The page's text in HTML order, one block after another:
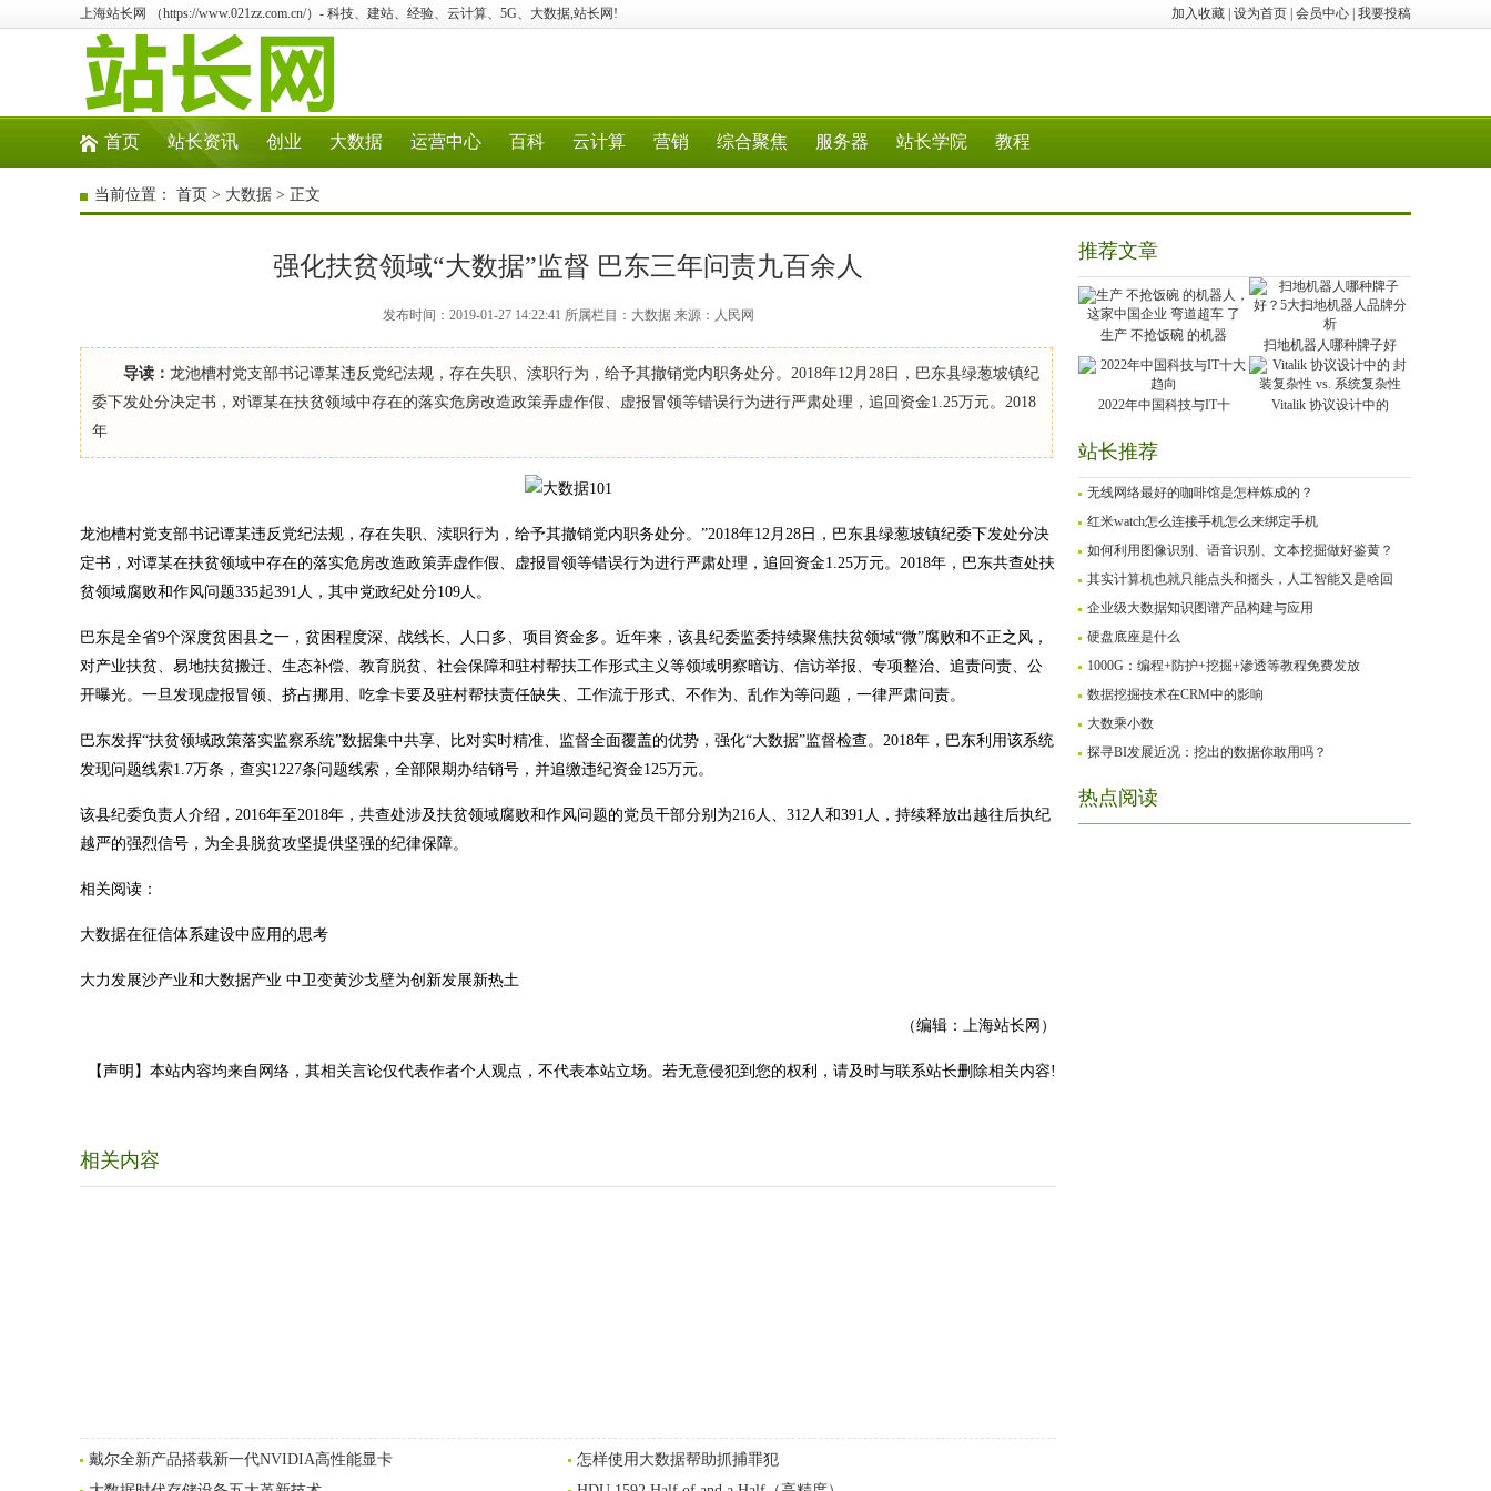
加入收藏 设为首页 会员中心 我要投稿
上海站长网 （https://www.021zz.com.cn/）- 科技、建站、经验、云计算、5G、大数据,站长网!
首页 站长资讯 创业 大数据 运营中心 百科 云计算 营销 综合聚焦 服务器 站长学院 教程
当前位置： 首页 > 大数据 > 正文
强化扶贫领域“大数据”监督 巴东三年问责九百余人
发布时间：2019-01-27 14:22:41 所属栏目：大数据 来源：人民网
导读： 龙池槽村党支部书记谭某违反党纪法规，存在失职、渎职行为，给予其撤销党内职务处分。2018年12月28日，巴东县绿葱坡镇纪
委下发处分决定书，对谭某在扶贫领域中存在的落实危房改造政策弄虚作假、虚报冒领等错误行为进行严肃处理，追回资金1.25万元。2018
年
龙池槽村党支部书记谭某违反党纪法规，存在失职、渎职行为，给予其撤销党内职务处分。”2018年12月28日，巴东县绿葱坡镇纪委下发处分决
定书，对谭某在扶贫领域中存在的落实危房改造政策弄虚作假、虚报冒领等错误行为进行严肃处理，追回资金1.25万元。2018年，巴东共查处扶
贫领域腐败和作风问题335起391人，其中党政纪处分109人。
巴东是全省9个深度贫困县之一，贫困程度深、战线长、人口多、项目资金多。近年来，该县纪委监委持续聚焦扶贫领域“微”腐败和不正之风，
对产业扶贫、易地扶贫搬迁、生态补偿、教育脱贫、社会保障和驻村帮扶工作形式主义等领域明察暗访、信访举报、专项整治、追责问责、公
开曝光。一旦发现虚报冒领、挤占挪用、吃拿卡要及驻村帮扶责任缺失、工作流于形式、不作为、乱作为等问题，一律严肃问责。
巴东发挥“扶贫领域政策落实监察系统”数据集中共享、比对实时精准、监督全面覆盖的优势，强化“大数据”监督检查。2018年，巴东利用该系统
发现问题线索1.7万条，查实1227条问题线索，全部限期办结销号，并追缴违纪资金125万元。
该县纪委负责人介绍，2016年至2018年，共查处涉及扶贫领域腐败和作风问题的党员干部分别为216人、312人和391人，持续释放出越往后执纪
越严的强烈信号，为全县脱贫攻坚提供坚强的纪律保障。
相关阅读：
大数据在征信体系建设中应用的思考
大力发展沙产业和大数据产业 中卫变黄沙戈壁为创新发展新热土
（编辑：上海站长网）
【声明】本站内容均来自网络，其相关言论仅代表作者个人观点，不代表本站立场。若无意侵犯到您的权利，请及时与联系站长删除相关内容!
相关内容
戴尔全新产品搭载新一代NVIDIA高性能显卡
怎样使用大数据帮助抓捕罪犯
推荐文章
生产 不抢饭碗 的机器
扫地机器人哪种牌子好
2022年中国科技与IT十 Vitalik 协议设计中的
站长推荐
无线网络最好的咖啡馆是怎样炼成的？
红米watch怎么连接手机怎么来绑定手机
如何利用图像识别、语音识别、文本挖掘做好鉴黄？
其实计算机也就只能点头和摇头，人工智能又是啥回
企业级大数据知识图谱产品构建与应用
硬盘底座是什么
1000G：编程+防护+挖掘+渗透等教程免费发放
数据挖掘技术在CRM中的影响
大数乘小数
探寻BI发展近况：挖出的数据你敢用吗？
热点阅读